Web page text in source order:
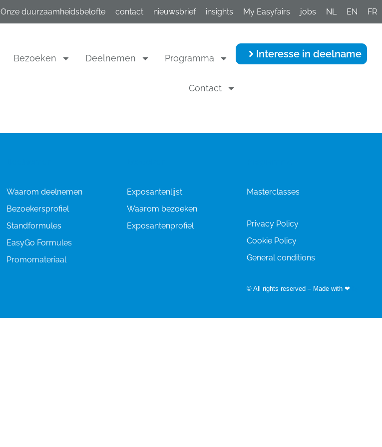
Onze duurzaamheidsbelofte contact nieuwsbrief insights My Easyfairs jobs NL EN FR
Bezoeken Deelnemen Programma
Contact
Interesse in deelname
Waarom deelnemen
Bezoekersprofiel
Standformules
EasyGo Formules
Promomateriaal
Exposantenlijst
Waarom bezoeken
Exposantenprofiel
Masterclasses
Privacy Policy
Cookie Policy
General conditions
© All rights reserved – Made with ❤